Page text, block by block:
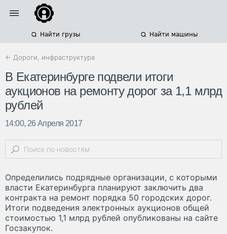
Найти грузы Найти машины
← Дороги, инфраструктура
В Екатеринбурге подвели итоги
аукционов на ремонту дорог за 1,1 млрд
рублей
14:00, 26 Апреля 2017
Определились подрядные организации, с которыми
власти Екатеринбурга планируют заключить два
контракта на ремонт порядка 50 городских дорог.
Итоги подведения электронных аукционов общей
стоимостью 1,1 млрд рублей опубликованы на сайте
Госзакупок.